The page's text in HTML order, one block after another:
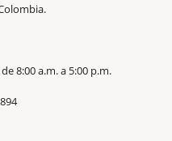
8:00 a.m. a 5:00 p.m.